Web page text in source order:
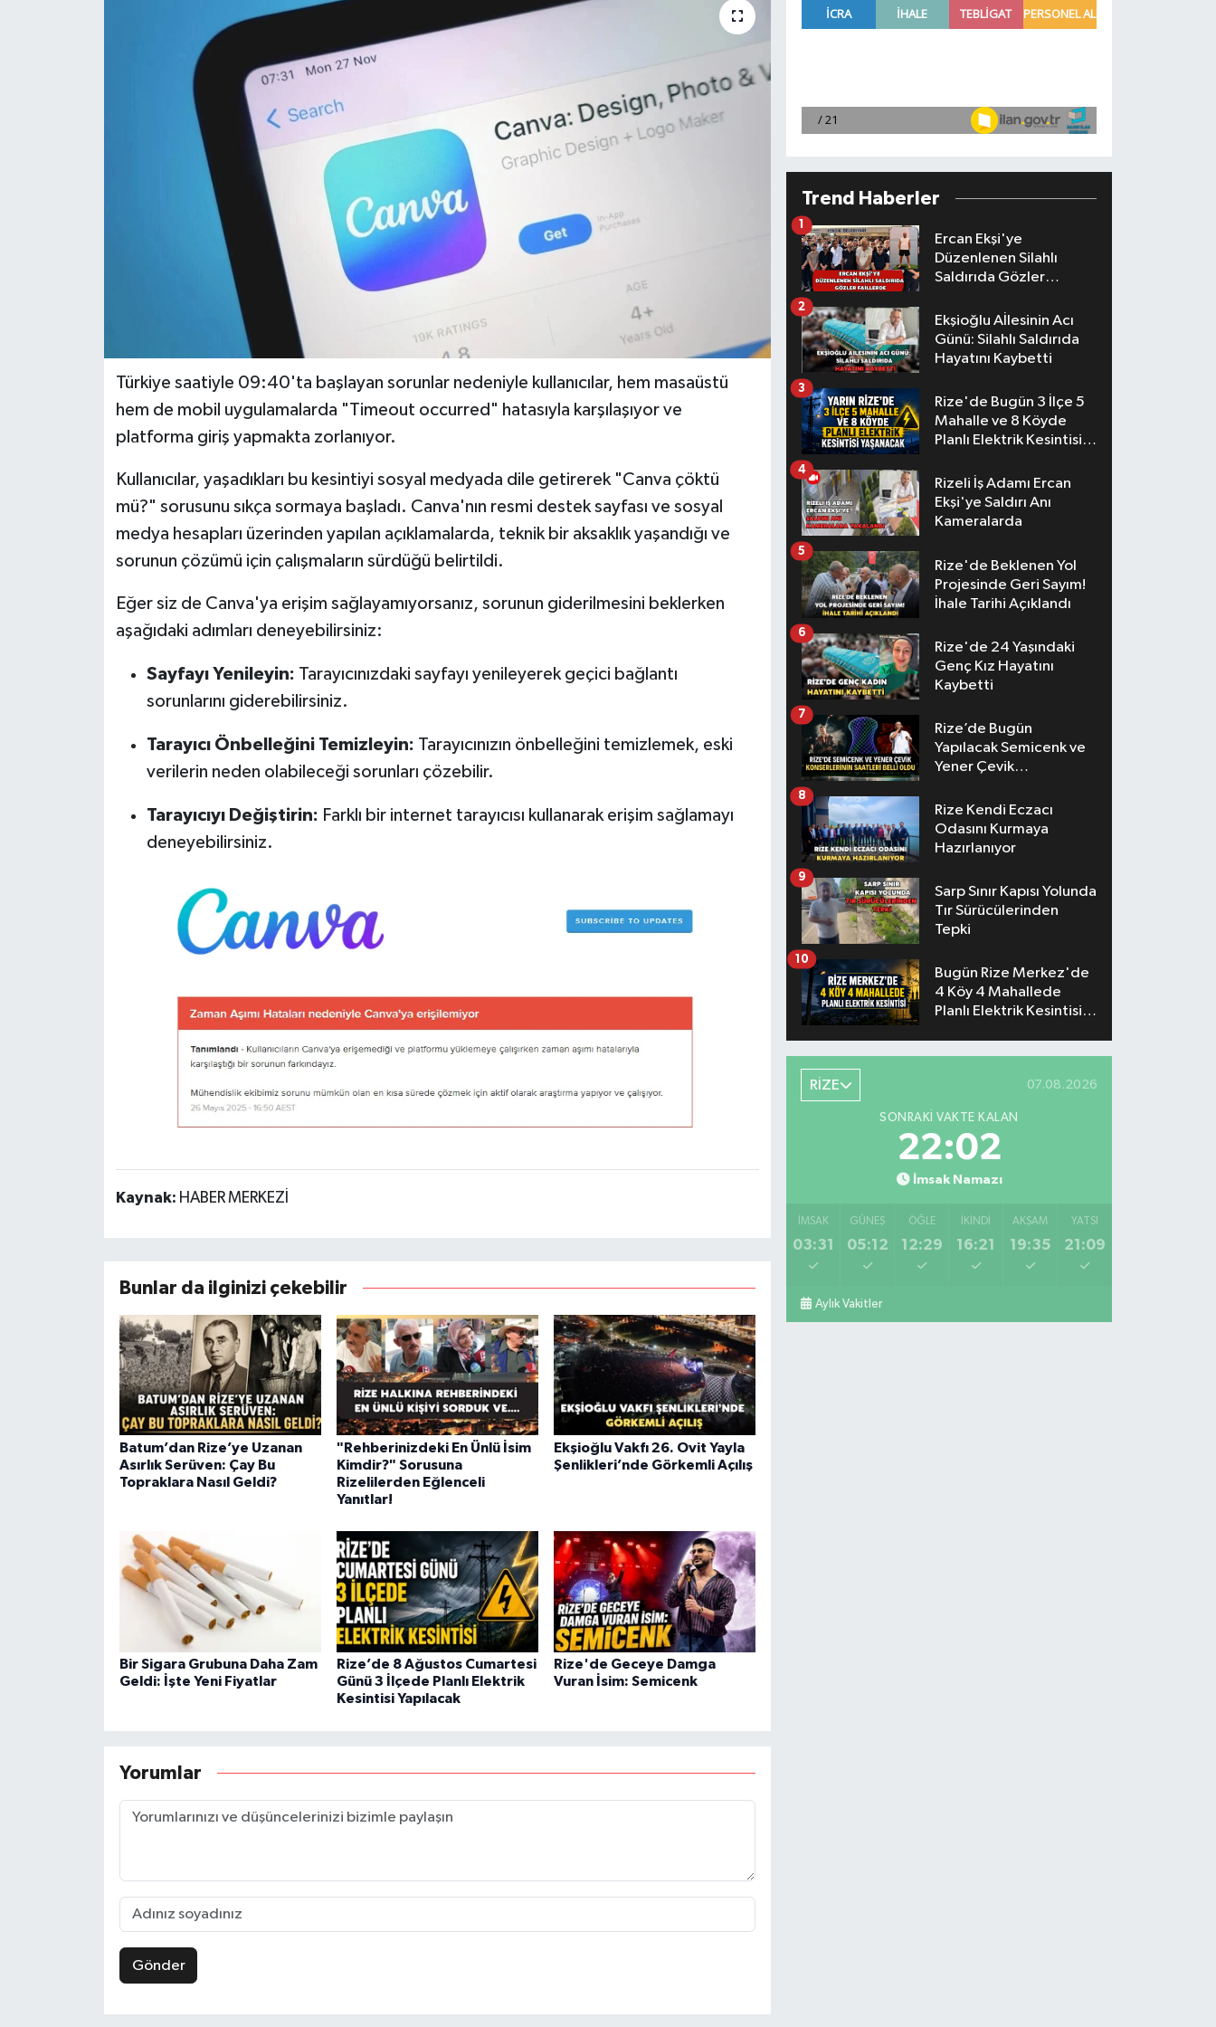
Türkiye saatiyle 09:40'ta başlayan sorunlar nedeniyle kullanıcılar, hem masaüstü
hem de mobil uygulamalarda "Timeout occurred" hatasıyla karşılaşıyor ve
platforma giriş yapmakta zorlanıyor.
Kullanıcılar, yaşadıkları bu kesintiyi sosyal medyada dile getirerek "Canva çöktü
mü?" sorusunu sıkça sormaya başladı. Canva'nın resmi destek sayfası ve sosyal
medya hesapları üzerinden yapılan açıklamalarda, teknik bir aksaklık yaşandığı ve
sorunun çözümü için çalışmaların sürdüğü belirtildi.
Eğer siz de Canva'ya erişim sağlayamıyorsanız, sorunun giderilmesini beklerken
aşağıdaki adımları deneyebilirsiniz:
Sayfayı Yenileyin: Tarayıcınızdaki sayfayı yenileyerek geçici bağlantı
sorunlarını giderebilirsiniz.
Tarayıcı Önbelleğini Temizleyin: Tarayıcınızın önbelleğini temizlemek, eski
verilerin neden olabileceği sorunları çözebilir.
Tarayıcıyı Değiştirin: Farklı bir internet tarayıcısı kullanarak erişim sağlamayı
deneyebilirsiniz.
Kaynak: HABER MERKEZİ
Bunlar da ilginizi çekebilir
Batum’dan Rize’ye Uzanan
Asırlık Serüven: Çay Bu
Topraklara Nasıl Geldi?
"Rehberinizdeki En Ünlü İsim
Kimdir?" Sorusuna
Rizelilerden Eğlenceli
Yanıtlar!
Ekşioğlu Vakfı 26. Ovit Yayla
Şenlikleri’nde Görkemli Açılış
Bir Sigara Grubuna Daha Zam
Geldi: İşte Yeni Fiyatlar
Rize’de 8 Ağustos Cumartesi
Günü 3 İlçede Planlı Elektrik
Kesintisi Yapılacak
Rize'de Geceye Damga
Vuran İsim: Semicenk
Yorumlar
Gönder
Trend Haberler
Ercan Ekşi'ye
Düzenlenen Silahlı
Saldırıda Gözler
1
Ekşioğlu Aİlesinin Acı
Günü: Silahlı Saldırıda
Hayatını Kaybetti
2
Rize'de Bugün 3 İlçe 5
Mahalle ve 8 Köyde
Planlı Elektrik Kesintisi
3
Rizeli İş Adamı Ercan
Ekşi'ye Saldırı Anı
Kameralarda
4
Rize'de Beklenen Yol
Projesinde Geri Sayım!
İhale Tarihi Açıklandı
5
Rize'de 24 Yaşındaki
Genç Kız Hayatını
Kaybetti
6
Rize’de Bugün
Yapılacak Semicenk ve
Yener Çevik
Belli Oldu
7
Rize Kendi Eczacı
Odasını Kurmaya
Hazırlanıyor
8
Sarp Sınır Kapısı Yolunda
Tır Sürücülerinden
Tepki
9
Bugün Rize Merkez'de
4 Köy 4 Mahallede
Planlı Elektrik Kesintisi
10
RİZE 07.08.2026
SONRAKI VAKTE KALAN
22:02
İmsak Namazı
İMSAK
03:31
GÜNEŞ
05:12
ÖĞLE
12:29
İKINDI
16:21
AKŞAM
19:35
YATSI
21:09
Aylık Vakitler